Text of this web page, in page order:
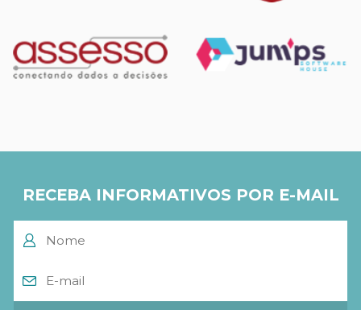
RECEBA INFORMATIVOS POR E-MAIL